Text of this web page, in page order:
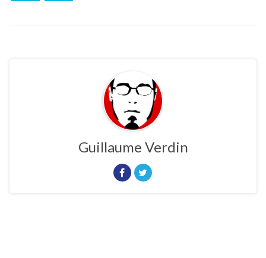
Guillaume Verdin